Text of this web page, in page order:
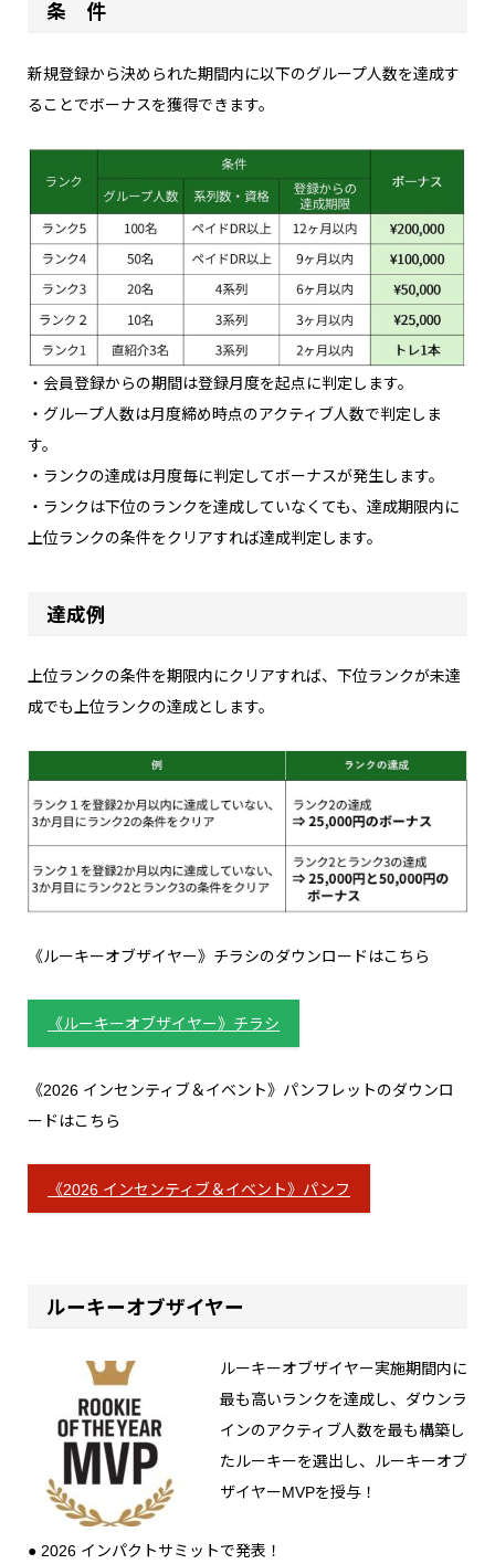
条 件
新規登録から決められた期間内に以下のグループ人数を達成す
ることでボーナスを獲得できます。
・会員登録からの期間は登録月度を起点に判定します。
・グループ人数は月度締め時点のアクティブ人数で判定しま
す。
・ランクの達成は月度毎に判定してボーナスが発生します。
・ランクは下位のランクを達成していなくても、達成期限内に
上位ランクの条件をクリアすれば達成判定します。
達成例
上位ランクの条件を期限内にクリアすれば、下位ランクが未達
成でも上位ランクの達成とします。
《ルーキーオブザイヤー》チラシのダウンロードはこちら
《ルーキーオブザイヤー》チラシ
《2026 インセンティブ＆イベント》パンフレットのダウンロ
ードはこちら
《2026 インセンティブ＆イベント》パンフ
ルーキーオブザイヤー
ルーキーオブザイヤー実施期間内に
最も高いランクを達成し、ダウンラ
インのアクティブ人数を最も構築し
たルーキーを選出し、ルーキーオブ
ザイヤーMVPを授与！
● 2026 インパクトサミットで発表！